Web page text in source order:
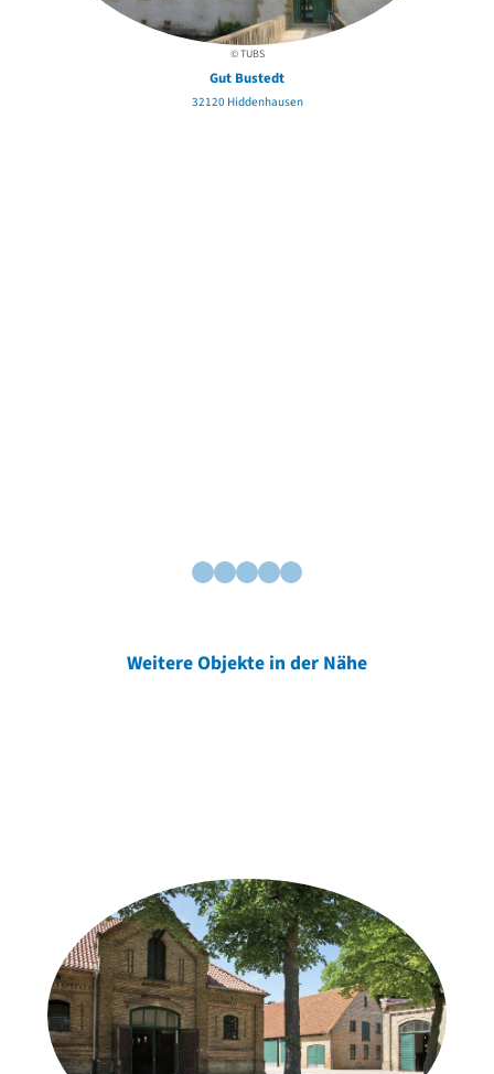
© TUBS
Gut Bustedt
32120 Hiddenhausen
Weitere Objekte in der Nähe